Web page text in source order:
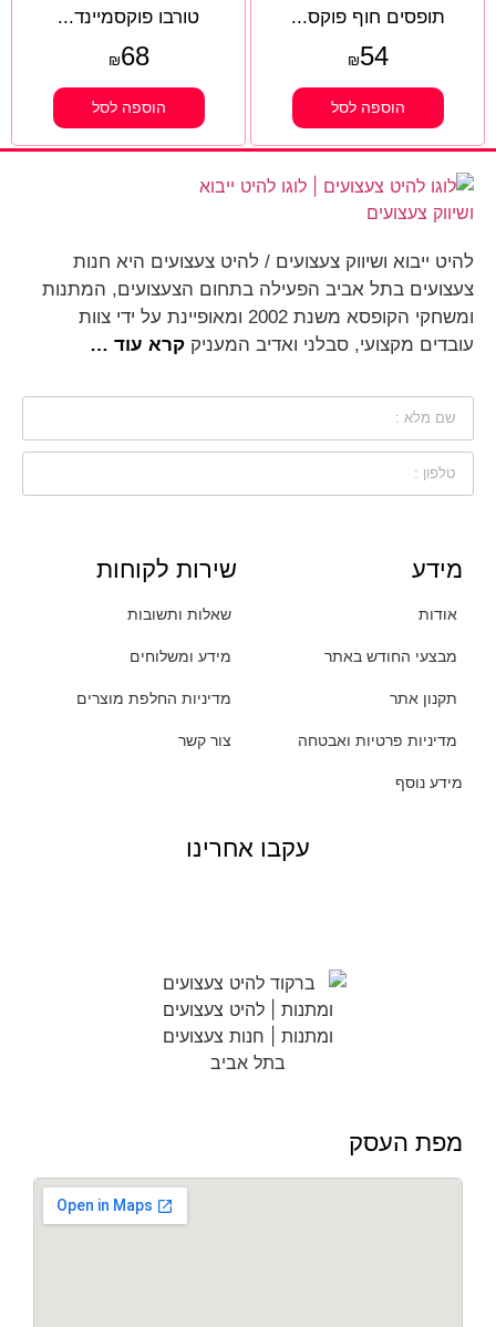
תופסים חוף פוקס...
₪54
הוספה לסל
טורבו פוקסמיינד...
₪68
הוספה לסל
להיט ייבוא ושיווק צעצועים / להיט צעצועים היא חנות
צעצועים בתל אביב הפעילה בתחום הצעצועים, המתנות
ומשחקי הקופסא משנת 2002 ומאופיינת על ידי צוות
עובדים מקצועי, סבלני ואדיב המעניק קרא עוד …
מידע
אודות
מבצעי החודש באתר
תקנון אתר
מדיניות פרטיות ואבטחה
מידע נוסף
שירות לקוחות
שאלות ותשובות
מידע ומשלוחים
מדיניות החלפת מוצרים
צור קשר
עקבו אחרינו
מפת העסק